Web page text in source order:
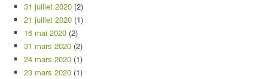
31 juillet 2020 (2)
21 juillet 2020 (1)
16 mai 2020 (2)
31 mars 2020 (2)
24 mars 2020 (1)
23 mars 2020 (1)